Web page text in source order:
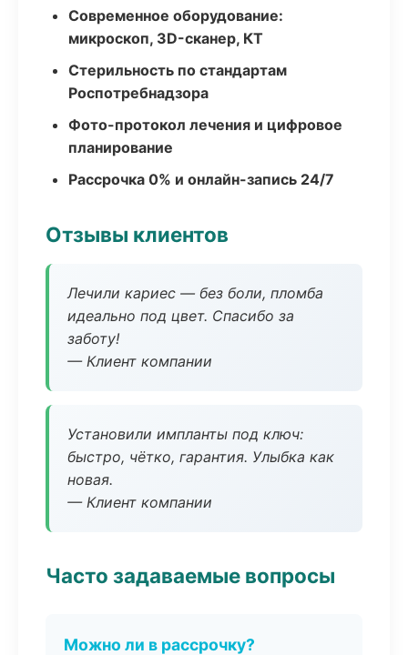
Современное оборудование:
микроскоп, 3D-сканер, КТ
Стерильность по стандартам
Роспотребнадзора
Фото-протокол лечения и цифровое
планирование
Рассрочка 0% и онлайн-запись 24/7
Отзывы клиентов
Лечили кариес — без боли, пломба
идеально под цвет. Спасибо за
заботу!
— Клиент компании
Установили импланты под ключ:
быстро, чётко, гарантия. Улыбка как
новая.
— Клиент компании
Часто задаваемые вопросы
Можно ли в рассрочку?